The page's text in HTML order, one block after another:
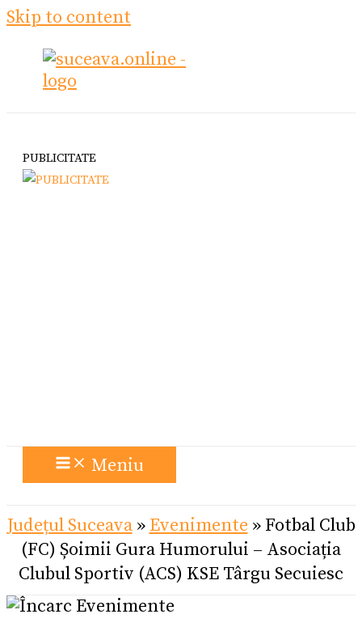
Skip to content
PUBLICITATE
Meniu
Județul Suceava» Evenimente » Fotbal Club
(FC) Șoimii Gura Humorului – Asociația
Clubul Sportiv (ACS) KSE Târgu Secuiesc